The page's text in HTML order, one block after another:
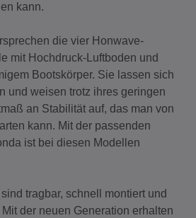
kann.
die vier Honwave-
mit Hochdruck-Luftboden und
Bootskörper. Sie lassen sich
und weisen trotz ihres geringen
an Stabilität auf, das man von
kann. Mit der passenden
ist bei diesen Modellen
tragbar, schnell montiert und
der neuen Generation erhalten